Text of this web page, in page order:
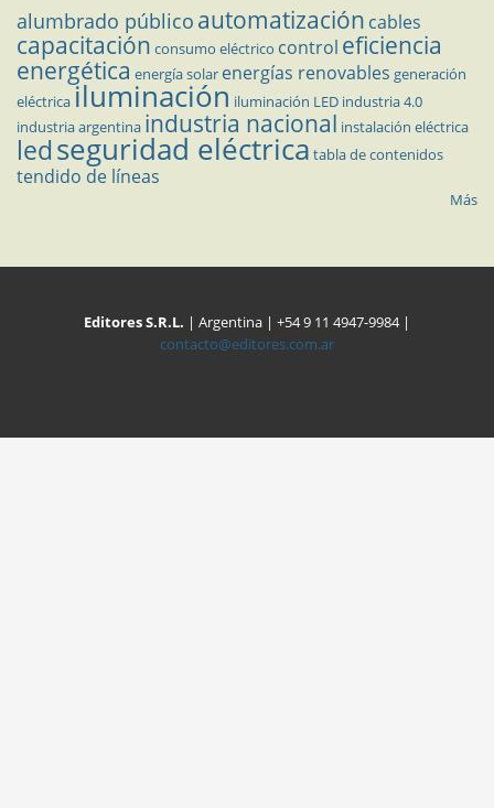
alumbrado público automatización cables
capacitación consumo eléctrico control eficiencia
energética energía solar energías renovables generación
eléctricailuminación iluminación LED industria 4.0
industria argentina industria nacional instalación eléctrica
ledseguridad eléctrica tabla de contenidos
tendido de líneas
Más
Editores S.R.L. | Argentina | +54 9 11 4947-9984 |
contacto@editores.com.ar